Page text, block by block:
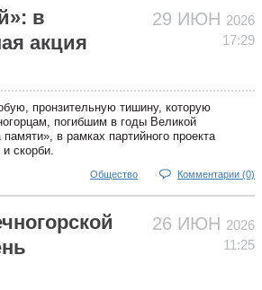
29 ИЮН 2026
17:29
в
акция
пронзительную тишину, которую
погибшим в годы Великой
в рамках партийного проекта
скорби.
Общество Комментарии (0)
26 ИЮН 2026
11:25